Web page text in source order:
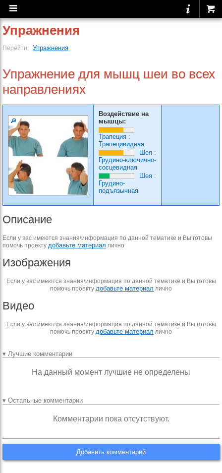
Упражнения
Перейти: Упражнения
Упражнение для мышц шеи во всех
направлениях
Воздействие на
мышцы:
Трапеция :
Трапецивидная
Шея :
Грудино-ключично-
сосцевидная
Шея :
Грудино-
подъязычная
Описание
Если у вас имеются знания\информация по данной тематике и Вы готовы
помочь проекту добавьте материал лично
Изображения
Если у вас имеются знания\информация по данной тематике и Вы готовы
помочь проекту добавьте материал лично
Видео
Если у вас имеются знания\информация по данной тематике и Вы готовы
помочь проекту добавьте материал лично
▾ Лучшие комментарии
На данный момент лучшие не определены
▾ Остальные комментарии
Комментарии пока отсутствуют.
Добавить комментарий